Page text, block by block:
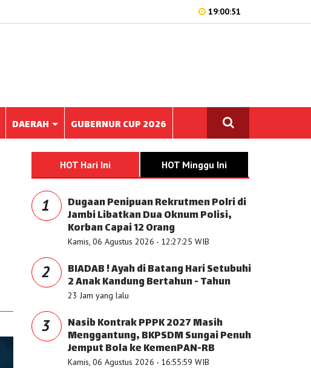
19:00:51
DAERAH GUBERNUR CUP 2026
HOT Hari Ini HOT Minggu Ini
1 Dugaan Penipuan Rekrutmen Polri di
Jambi Libatkan Dua Oknum Polisi,
Korban Capai 12 Orang
Kamis, 06 Agustus 2026 - 12:27:25 WIB
2 BIADAB ! Ayah di Batang Hari Setubuhi
2 Anak Kandung Bertahun - Tahun
23 Jam yang lalu
3 Nasib Kontrak PPPK 2027 Masih
Menggantung, BKPSDM Sungai Penuh
Jemput Bola ke KemenPAN-RB
Kamis, 06 Agustus 2026 - 16:55:59 WIB